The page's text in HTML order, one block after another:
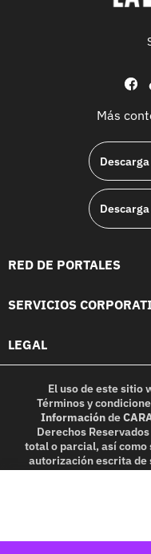
Más
RED DE PORTALES
SERVICIOS
LEGAL
El uso de este sitio
Términos y
Informaciónde
Derechos
total o parcial, así
autorización escrita de